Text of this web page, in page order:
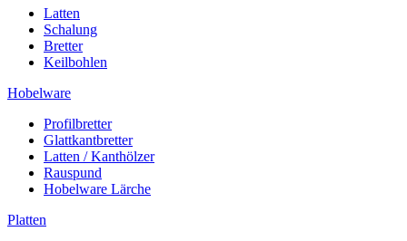
Latten
Schalung
Bretter
Keilbohlen
Hobelware
Profilbretter
Glattkantbretter
Latten / Kanthölzer
Rauspund
Hobelware Lärche
Platten